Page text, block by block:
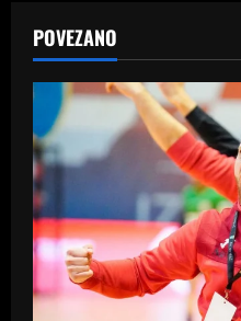
a
v
i
g
a
t
i
POVEZANO